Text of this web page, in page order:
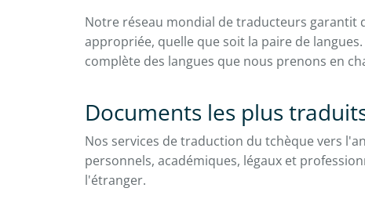
Notre réseau mondial de traducteurs
appropriée, quelle que soit la paire de
complète des langues que nous prenons en
Documents les plus
Nos services de traduction du tchèque vers
personnels, académiques, légaux et
l'étranger.